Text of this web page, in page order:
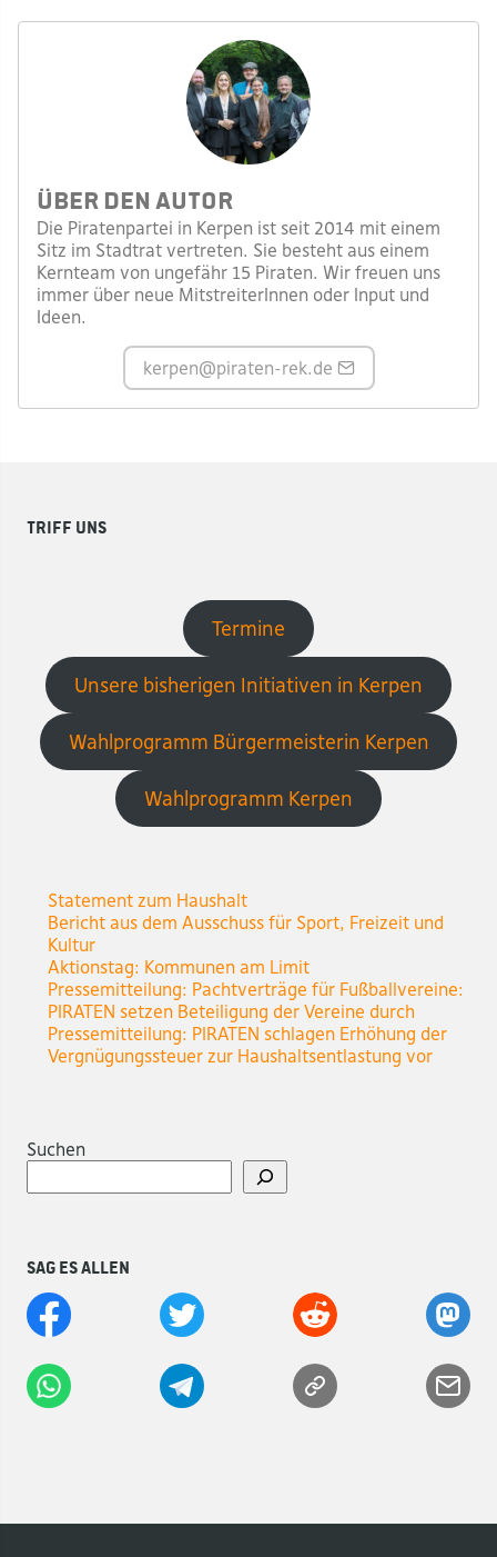
Über den Autor
Die Piratenpartei in Kerpen ist seit 2014 mit einem
Sitz im Stadtrat vertreten. Sie besteht aus einem
Kernteam von ungefähr 15 Piraten. Wir freuen uns
immer über neue MitstreiterInnen oder Input und
Ideen.
kerpen@piraten-rek.de
Triff uns
Termine
Unsere bisherigen Initiativen in Kerpen
Wahlprogramm Bürgermeisterin Kerpen
Wahlprogramm Kerpen
Statement zum Haushalt
Bericht aus dem Ausschuss für Sport, Freizeit und
Kultur
Aktionstag: Kommunen am Limit
Pressemitteilung: Pachtverträge für Fußballvereine:
PIRATEN setzen Beteiligung der Vereine durch
Pressemitteilung: PIRATEN schlagen Erhöhung der
Vergnügungssteuer zur Haushaltsentlastung vor
Suchen
Sag es allen